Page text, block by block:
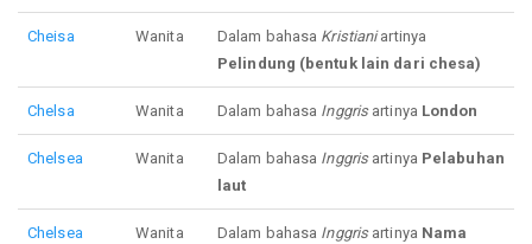
Cheisa Wanita Dalam bahasa Kristianiartinya
Pelindung (bentuk lain dari chesa)
Chelsa Wanita Dalam bahasa Inggrisartinya London
Chelsea Wanita Dalam bahasa Inggrisartinya Pelabuhan
laut
Chelsea Wanita Dalam bahasa Inggrisartinya Nama